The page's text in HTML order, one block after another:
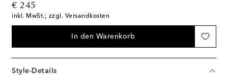
€ 245
original price
inkl. MwSt.; zzgl. Versandkosten
In den Warenkorb
Style-Details